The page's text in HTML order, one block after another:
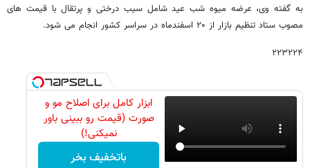
به گفته وی، عرضه میوه شب عید شامل سیب درختی و پرتقال با قیمت های
مصوب ستاد تنظیم بازار از ۲۰ اسفندماه در سراسر کشور انجام می شود.
۲۲۳۲۲۴
ابزار کامل برای اصلاح مو و
صورت (قیمت رو ببینی باور
نمیکنی!)
باتخفیف بخر